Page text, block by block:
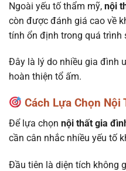
Ngoài yếu tố thẩm mỹ, nội
còn được đánh giá cao về
tính ổn định trong quá trình
Đây là lý do nhiều gia đình
hoàn thiện tổ ấm.
Cách Lựa Chọn Nội
Để lựa chọn nội thất gia
cần cân nhắc nhiều yếu tố
Đầu tiên là diện tích không